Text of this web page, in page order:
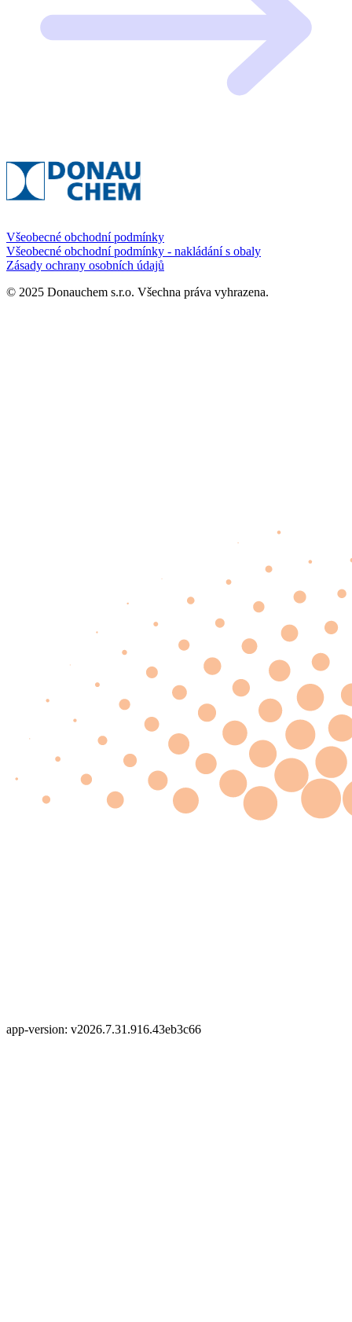
Všeobecné obchodní podmínky
Všeobecné obchodní podmínky - nakládání s obaly
Zásady ochrany osobních údajů
© 2025 Donauchem s.r.o. Všechna práva vyhrazena.
app-version: v2026.7.31.916.43eb3c66